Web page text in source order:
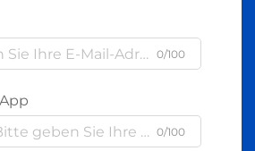
0/100
0/100